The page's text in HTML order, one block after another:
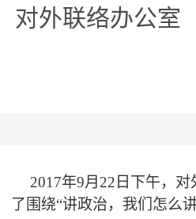
对外联络办公室
2017年9月 22 日下午，
了围绕“讲政治，我们怎么